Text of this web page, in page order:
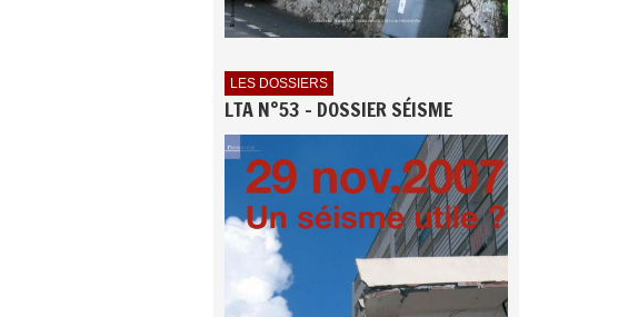
LES DOSSIERS
LTA N°53 - DOSSIER SÉISME